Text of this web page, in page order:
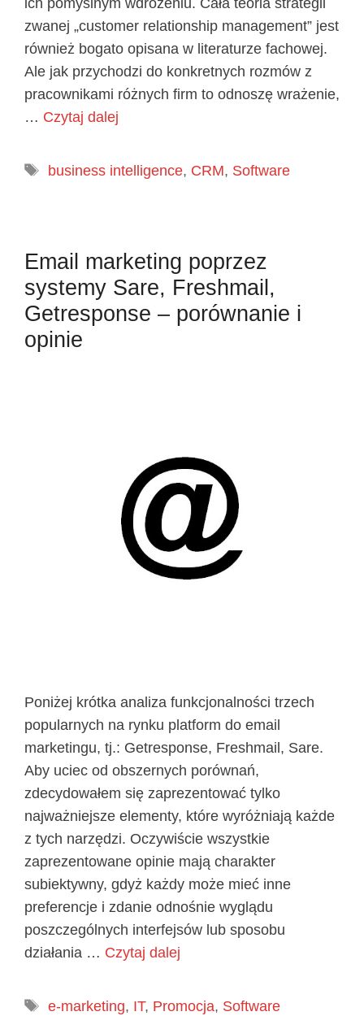
ich pomyślnym wdrożeniu. Cała teoria strategii
zwanej „customer relationship management” jest
również bogato opisana w literaturze fachowej.
Ale jak przychodzi do konkretnych rozmów z
pracownikami różnych firm to odnoszę wrażenie,
… Czytaj dalej
Tagi
business intelligence, CRM, Software
Email marketing poprzez
systemy Sare, Freshmail,
Getresponse – porównanie i
opinie
Poniżej krótka analiza funkcjonalności trzech
popularnych na rynku platform do email
marketingu, tj.: Getresponse, Freshmail, Sare.
Aby uciec od obszernych porównań,
zdecydowałem się zaprezentować tylko
najważniejsze elementy, które wyróżniają każde
z tych narzędzi. Oczywiście wszystkie
zaprezentowane opinie mają charakter
subiektywny, gdyż każdy może mieć inne
preferencje i zdanie odnośnie wyglądu
poszczególnych interfejsów lub sposobu
działania … Czytaj dalej
Tagi
e-marketing, IT, Promocja, Software